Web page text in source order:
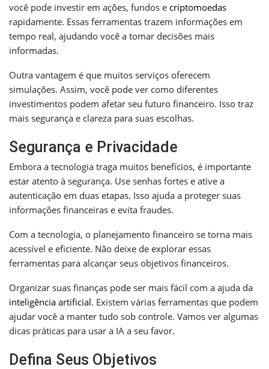
você pode investir em ações, fundos e criptomoedas
rapidamente. Essas ferramentas trazem informações em
tempo real, ajudando você a tomar decisões mais
informadas.
Outra vantagem é que muitos serviços oferecem
simulações. Assim, você pode ver como diferentes
investimentos podem afetar seu futuro financeiro. Isso traz
mais segurança e clareza para suas escolhas.
Segurança e Privacidade
Embora a tecnologia traga muitos benefícios, é importante
estar atento à segurança. Use senhas fortes e ative a
autenticação em duas etapas. Isso ajuda a proteger suas
informações financeiras e evita fraudes.
Com a tecnologia, o planejamento financeiro se torna mais
acessível e eficiente. Não deixe de explorar essas
ferramentas para alcançar seus objetivos financeiros.
Organizar suas finanças pode ser mais fácil com a ajuda da
inteligência artificial. Existem várias ferramentas que podem
ajudar você a manter tudo sob controle. Vamos ver algumas
dicas práticas para usar a IA a seu favor.
Defina Seus Objetivos